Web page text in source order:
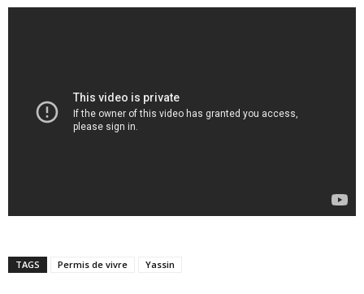
TAGS Permis de vivre Yassin